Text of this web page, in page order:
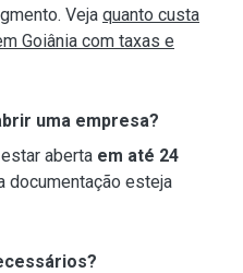
Veja quanto custa
Goiânia com taxas e
uma empresa?
aberta em até 24
documentação esteja